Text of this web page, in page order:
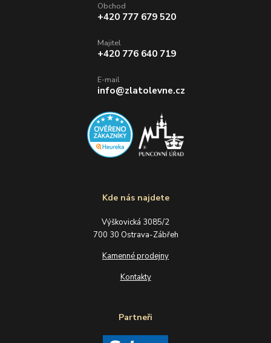
Kde nás najdete
Výškovická 3085/2
700 30 Ostrava-Zábřeh
Kamenné prodejny
Kontakty
Partneři
Obchod
+420 777 679 520
Majitel
+420 776 640 719
E-mail
info@zlatolevne.cz